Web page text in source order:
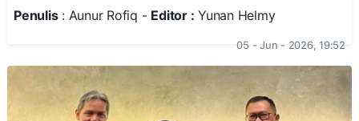
Penulis: Aunur Rofiq - Editor : Yunan Helmy
05 - Jun - 2026, 19:52